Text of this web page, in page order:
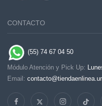
CONTACTO
(55) 74 67 04 50
Módulo Atención y Pick Up:
Email: